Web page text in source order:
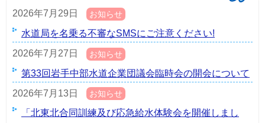
2026年7月29日 お知らせ
水道局を名乗る不審なSMSにご注意ください!
2026年7月27日
お知らせ
第33回岩手中部水道企業団議会臨時会の開会について
2026年7月13日
お知らせ
「北東北合同訓練及び応急給水体験会を開催しまし